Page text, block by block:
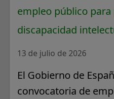
empleo público para
discapacidad
13 de julio de 2026
El Gobierno de
convocatoria de